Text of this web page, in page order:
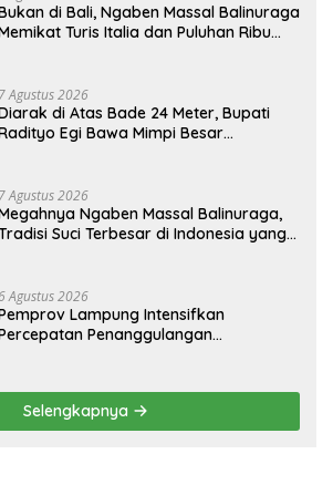
di Bali, Ngaben Massal Balinuraga
Turis Italia dan Puluhan Ribu
7 Agustus 2026
di Atas Bade 24 Meter, Bupati
Egi Bawa Mimpi Besar
7 Agustus 2026
Ngaben Massal Balinuraga,
Suci Terbesar di Indonesia yang
6 Agustus 2026
Lampung Intensifkan
Penanggulangan
Selengkapnya